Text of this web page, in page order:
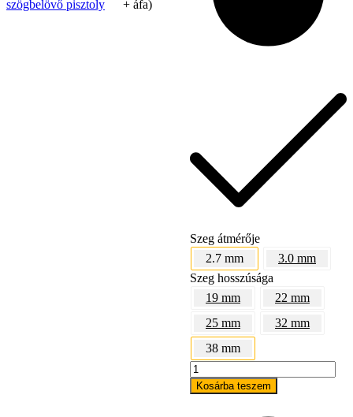
szögbelövő pisztoly
+ áfa)
Szeg átmérője
2.7 mm
3.0 mm
Szeg hosszúsága
19 mm
22 mm
25 mm
32 mm
38 mm
EVERWIN
CP3040A
beton
Kosárba teszem